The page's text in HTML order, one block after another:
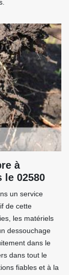
à
le 02580
un service
de cette
les matériels
dessouchage
dans le
dans tout le
fiables et à la